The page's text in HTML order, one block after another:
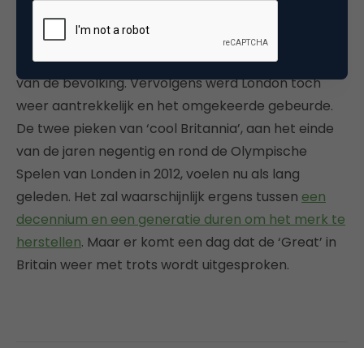
De geschiedenis leert dat het ook met het Verenigd
Koninkrijk wel weer goed zal komen. Tussen 1939 en
de vroege jaren negentig verloor Londen een kwart
van de bevolking. Vervolgens werd London toch
weer aantrekkelijk en het omgekeerde gebeurde.
De twee pieken van ‘cool Britannia’, aan het einde
van de jaren negentig en rond de Olympische
Spelen van Londen in 2012, voelen nu als lang
geleden. Het zal waarschijnlijk ergens tussen een
decennium en een generatie duren om het merk te
herstellen. Maar er komt een dag dat de ‘Great’ in
Britain weer met trots wordt uitgesproken.